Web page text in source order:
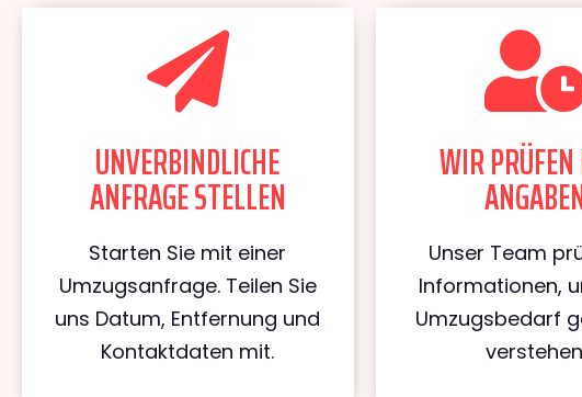
UNVERBINDLICHE
ANFRAGE STELLEN
Starten Sie mit einer
Umzugsanfrage. Teilen Sie
uns Datum, Entfernung und
Kontaktdaten mit.
WIR
Unser Team
Informationen,
Umzugsbedarf